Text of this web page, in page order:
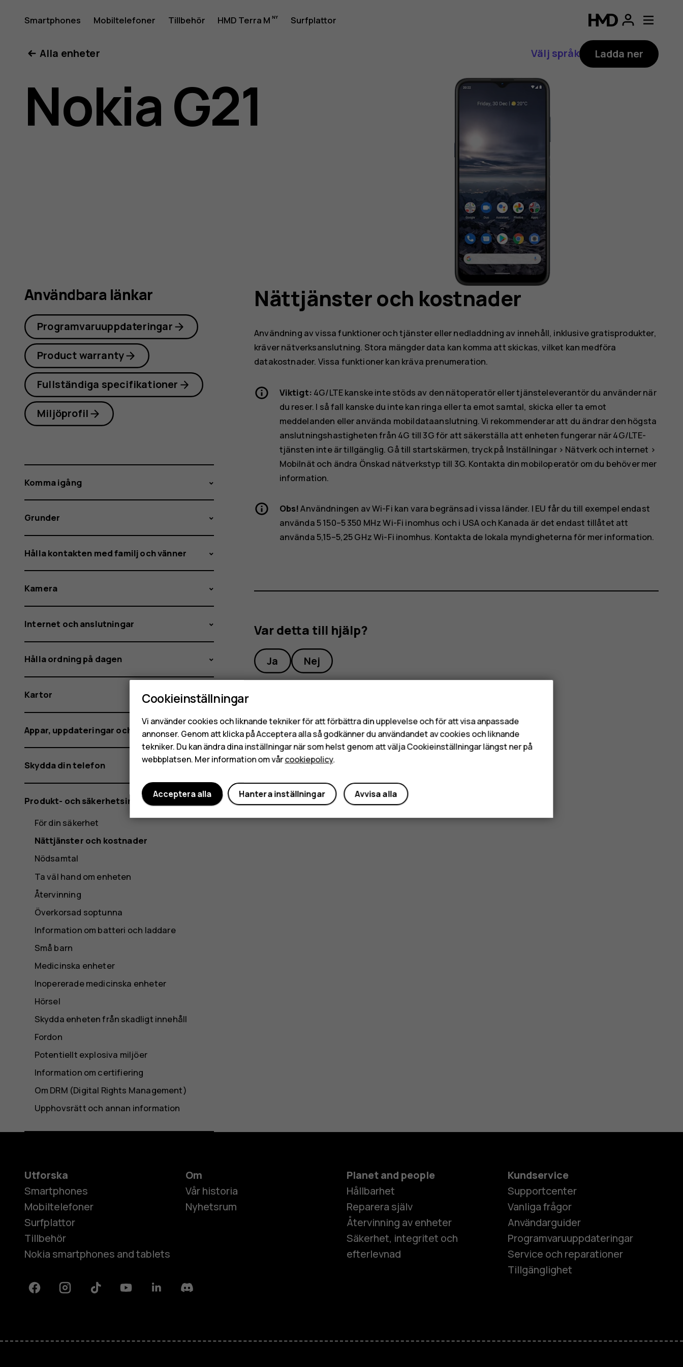
Användarhandbok
för
Nokia
Smartphones Mobiltelefoner Tillbehör HMD Terra M Surfplattor
Mobiltelefoner
Alla enheter
Välj språk Ladda ner
Nokia G21
Nättjänster och kostnader
Användning av vissa funktioner och tjänster eller nedladdning av innehåll, inklusive gratisprodukter,
kräver nätverksanslutning. Stora mängder data kan komma att skickas, vilket kan medföra
datakostnader. Vissa funktioner kan kräva prenumeration.
Viktigt: 4G/LTE kanske inte stöds av den nätoperatör eller tjänsteleverantör du använder när
du reser. I så fall kanske du inte kan ringa eller ta emot samtal, skicka eller ta emot
meddelanden eller använda mobildataanslutning. Vi rekommenderar att du ändrar den högsta
anslutningshastigheten från 4G till 3G för att säkerställa att enheten fungerar när 4G/LTE-
tjänsten inte är tillgänglig. Gå till startskärmen, tryck på Inställningar> Nätverk och internet >
Mobilnät och ändra Önskad nätverkstyp till 3G. Kontakta din mobiloperatör om du behöver mer
information.
Obs!Användningen av Wi-Fi kan vara begränsad i vissa länder. I EU får du till exempel endast
använda 5 150–5 350 MHz Wi-Fi inomhus och i USA och Kanada är det endast tillåtet att
använda 5,15–5,25 GHz Wi-Fi inomhus. Kontakta de lokala myndigheterna för mer information.
Var detta till hjälp?
Ja Nej
Användbara länkar
Programvaruuppdateringar
Product warranty
Fullständiga specifikationer
Miljöprofil
Komma igång
Grunder
Hålla kontakten med familj och vänner
Kamera
Internet och anslutningar
Hålla ordning på dagen
Kartor
Appar, uppdateringar och säkerhetskopior
Skydda din telefon
Produkt- och säkerhetsinformation
För din säkerhet
Nättjänster och kostnader
Nödsamtal
Ta väl hand om enheten
Återvinning
Överkorsad soptunna
Information om batteri och laddare
Små barn
Medicinska enheter
Inopererade medicinska enheter
Hörsel
Skydda enheten från skadligt innehåll
Fordon
Potentiellt explosiva miljöer
Information om certifiering
Om DRM (Digital Rights Management)
Upphovsrätt och annan information
Utforska
Smartphones
Mobiltelefoner
Surfplattor
Tillbehör
Nokia smartphones and tablets
Om
Vår historia
Nyhetsrum
Planet and people
Hållbarhet
Reparera själv
Återvinning av enheter
Säkerhet, integritet och
efterlevnad
Kundservice
Supportcenter
Vanliga frågor
Användarguider
Programvaruuppdateringar
Service och reparationer
Tillgänglighet
FacebookInstagramTiktok YoutubeLinkedinDiscord
Cookieinställningar
Vi använder cookies och liknande tekniker för att förbättra din upplevelse och för att visa anpassade
annonser. Genom att klicka på Acceptera alla så godkänner du användandet av cookies och liknande
tekniker. Du kan ändra dina inställningar när som helst genom att välja Cookieinställningar längst ner på
webbplatsen. Mer information om vårcookiepolicy.
Avvisa alla
Hantera inställningar
Acceptera alla